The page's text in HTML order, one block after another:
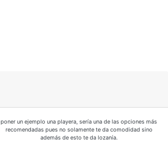
poner un ejemplo una playera, sería una de las opciones más
recomendadas pues no solamente te da comodidad sino
además de esto te da lozanía.